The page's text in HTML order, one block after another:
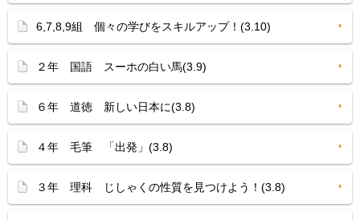
6,7,8,9組 個々の学びをスキルアップ！(3.10)
２年 国語 スーホの白い馬(3.9)
６年 道徳 新しい日本に(3.8)
４年 毛筆 「出発」(3.8)
３年 理科 じしゃくの性質を見つけよう！(3.8)